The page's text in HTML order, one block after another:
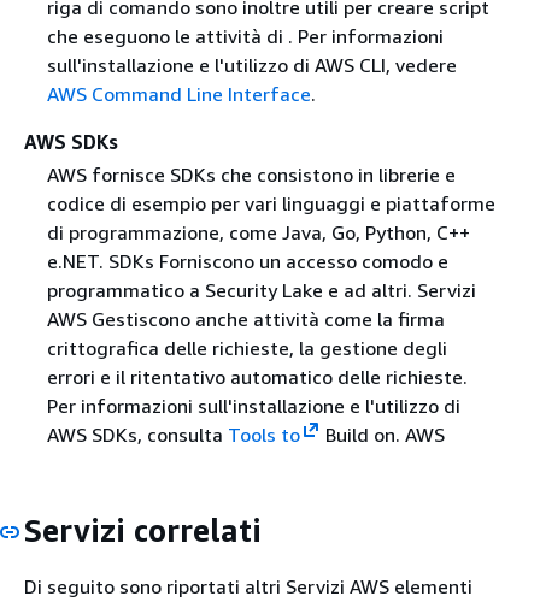
riga di comando sono inoltre utili per creare script
che eseguono le attività di . Per informazioni
sull'installazione e l'utilizzo di AWS CLI, vedere
AWS Command Line Interface.
AWS SDKs
AWS fornisce SDKs che consistono in librerie e
codice di esempio per vari linguaggi e piattaforme
di programmazione, come Java, Go, Python, C++
e.NET. SDKs Forniscono un accesso comodo e
programmatico a Security Lake e ad altri. Servizi
AWS Gestiscono anche attività come la firma
crittografica delle richieste, la gestione degli
errori e il ritentativo automatico delle richieste.
Per informazioni sull'installazione e l'utilizzo di
AWS SDKs, consulta Tools to Build on. AWS
Servizi correlati
Di seguito sono riportati altri Servizi AWS elementi